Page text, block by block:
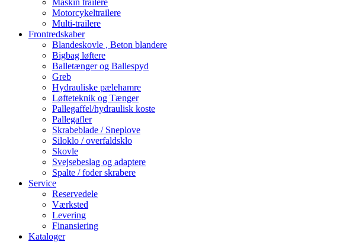
Maskin trailere
Motorcykeltrailere
Multi-trailere
Frontredskaber
Blandeskovle , Beton blandere
Bigbag løftere
Balletænger og Ballespyd
Greb
Hydrauliske pælehamre
Løfteteknik og Tænger
Pallegaffel/hydraulisk koste
Pallegafler
Skrabeblade / Sneplove
Siloklo / overfaldsklo
Skovle
Svejsebeslag og adaptere
Spalte / foder skrabere
Service
Reservedele
Værksted
Levering
Finansiering
Kataloger